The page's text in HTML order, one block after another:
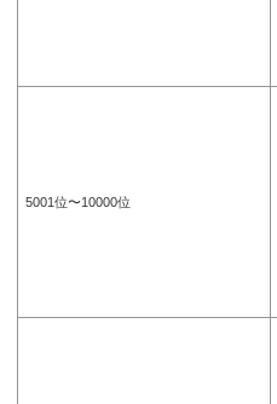
5001位〜10000位